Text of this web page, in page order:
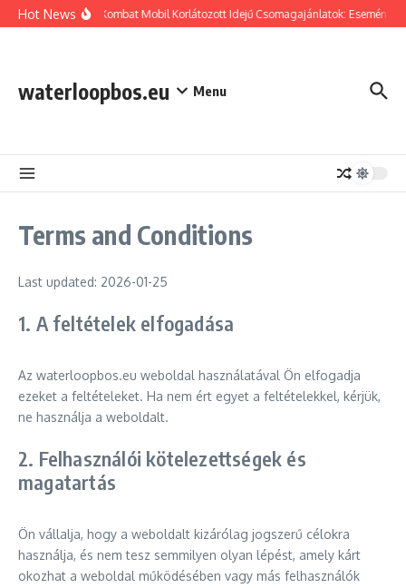
Skip to content
Hot NewsMortal Kombat Mobil Korlátozott Idejű Csomagajánlatok:
waterloopbos.eu Menu
Terms and Conditions
Last updated: 2026-01-25
1. A feltételek elfogadása
Az waterloopbos.eu weboldal használatával Ön elfogadja
ezeket a feltételeket. Ha nem ért egyet a feltételekkel, kérjük,
ne használja a weboldalt.
2. Felhasználói kötelezettségek és
magatartás
Ön vállalja, hogy a weboldalt kizárólag jogszerű célokra
használja, és nem tesz semmilyen olyan lépést, amely kárt
okozhat a weboldal működésében vagy más felhasználók